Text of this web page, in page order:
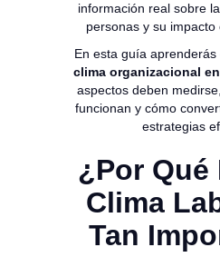
información real sobre
personas y su impacto
En esta guía aprenderás
clima organizacional en
aspectos deben
funcionan y cómo
estrategias
¿Por Qué
Clima
Tan